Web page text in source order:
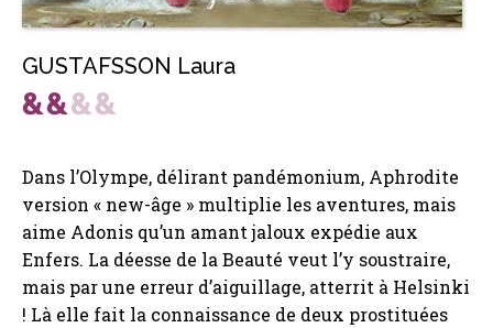
GUSTAFSSON Laura
Dans l’Olympe, délirant pandémonium, Aphrodite
version « new-âge » multiplie les aventures, mais
aime Adonis qu’un amant jaloux expédie aux
Enfers. La déesse de la Beauté veut l’y soustraire,
mais par une erreur d’aiguillage, atterrit à Helsinki
! Là elle fait la connaissance de deux prostituées